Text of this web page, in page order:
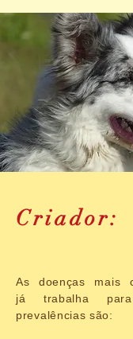
Criador:
As doenças mais
já trabalha
prevalências são: